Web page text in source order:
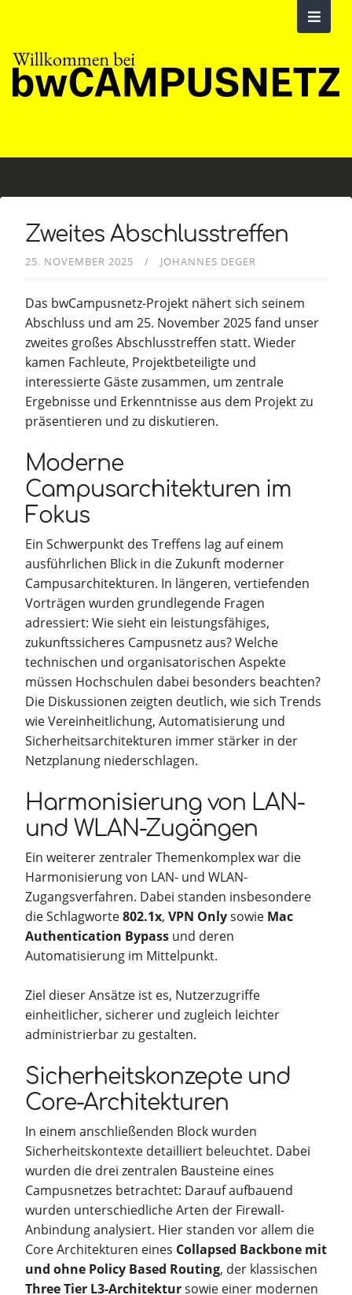
Zweites Abschlusstreffen
25. NOVEMBER 2025 JOHANNES DEGER
Das bwCampusnetz-Projekt nähert sich seinem
Abschluss und am 25. November 2025 fand unser
zweites großes Abschlusstreffen statt. Wieder
kamen Fachleute, Projektbeteiligte und
interessierte Gäste zusammen, um zentrale
Ergebnisse und Erkenntnisse aus dem Projekt zu
präsentieren und zu diskutieren.
Moderne
Campusarchitekturen im
Fokus
Ein Schwerpunkt des Treffens lag auf einem
ausführlichen Blick in die Zukunft moderner
Campusarchitekturen. In längeren, vertiefenden
Vorträgen wurden grundlegende Fragen
adressiert: Wie sieht ein leistungsfähiges,
zukunftssicheres Campusnetz aus? Welche
technischen und organisatorischen Aspekte
müssen Hochschulen dabei besonders beachten?
Die Diskussionen zeigten deutlich, wie sich Trends
wie Vereinheitlichung, Automatisierung und
Sicherheitsarchitekturen immer stärker in der
Netzplanung niederschlagen.
Harmonisierung von LAN-
und WLAN-Zugängen
Ein weiterer zentraler Themenkomplex war die
Harmonisierung von LAN- und WLAN-
Zugangsverfahren. Dabei standen insbesondere
die Schlagworte802.1x, VPN Onlysowie Mac
Authentication Bypass und deren
Automatisierung im Mittelpunkt.
Ziel dieser Ansätze ist es, Nutzerzugriffe
einheitlicher, sicherer und zugleich leichter
administrierbar zu gestalten.
Sicherheitskonzepte und
Core-Architekturen
In einem anschließenden Block wurden
Sicherheitskontexte detailliert beleuchtet. Dabei
wurden die drei zentralen Bausteine eines
Campusnetzes betrachtet: Darauf aufbauend
wurden unterschiedliche Arten der Firewall-
Anbindung analysiert. Hier standen vor allem die
Core Architekturen eines Collapsed Backbone mit
und ohne Policy Based Routing, der klassischen
Three Tier L3-Architektursowie einer modernen